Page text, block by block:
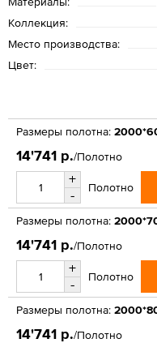
Коллекция:
Место производства:
Цвет:
Размеры полотна:
14'741 р./Полотно
+
-
Полотно
Размеры полотна:
14'741 р./Полотно
+
-
Полотно
Размеры полотна:
14'741 р./Полотно